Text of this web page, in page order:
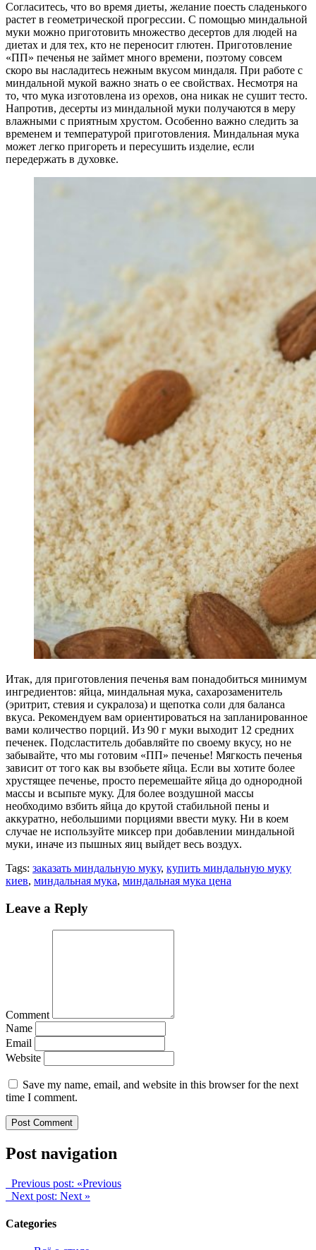
Согласитесь, что во время диеты, желание поесть сладенького
растет в геометрической прогрессии. С помощью миндальной
муки можно приготовить множество десертов для людей на
диетах и для тех, кто не переносит глютен. Приготовление
«ПП» печенья не займет много времени, поэтому совсем
скоро вы насладитесь нежным вкусом миндаля. При работе с
миндальной мукой важно знать о ее свойствах. Несмотря на
то, что мука изготовлена из орехов, она никак не сушит тесто.
Напротив, десерты из миндальной муки получаются в меру
влажными с приятным хрустом. Особенно важно следить за
временем и температурой приготовления. Миндальная мука
может легко пригореть и пересушить изделие, если
передержать в духовке.
Итак, для приготовления печенья вам понадобиться минимум
ингредиентов: яйца, миндальная мука, сахарозаменитель
(эритрит, стевия и сукралоза) и щепотка соли для баланса
вкуса. Рекомендуем вам ориентироваться на запланированное
вами количество порций. Из 90 г муки выходит 12 средних
печенек. Подсластитель добавляйте по своему вкусу, но не
забывайте, что мы готовим «ПП» печенье! Мягкость печенья
зависит от того как вы взобьете яйца. Если вы хотите более
хрустящее печенье, просто перемешайте яйца до однородной
массы и всыпьте муку. Для более воздушной массы
необходимо взбить яйца до крутой стабильной пены и
аккуратно, небольшими порциями ввести муку. Ни в коем
случае не используйте миксер при добавлении миндальной
муки, иначе из пышных яиц выйдет весь воздух.
Tags: заказать миндальную муку, купить миндальную муку
киев, миндальная мука, миндальная мука цена
Leave a Reply
Comment
Name
Email
Website
Save my name, email, and website in this browser for the next
time I comment.
Post navigation
Previous post: «Previous
Next post: Next »
Categories